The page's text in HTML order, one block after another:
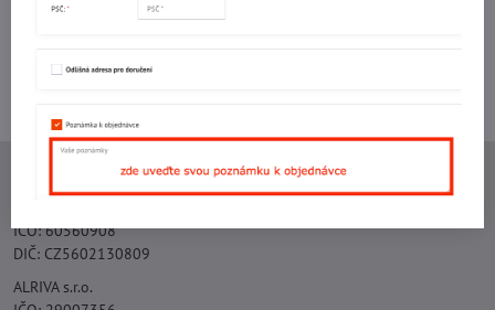
Kontaktujte nás:
+420 577 523 563
Ing. Vojtěch Lečbych - IVL
IČO: 60560908
DIČ: CZ5602130809
ALRIVA s.r.o.